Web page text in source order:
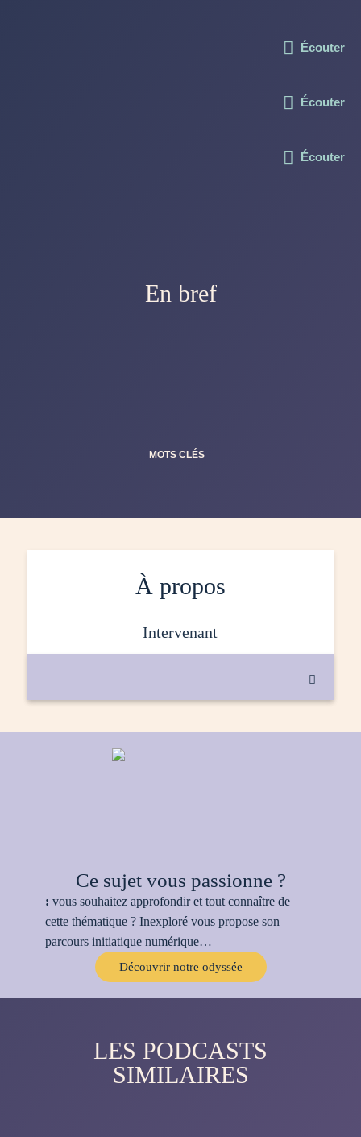
Écouter
Écouter
Écouter
En bref
MOTS CLÉS
À propos
intervenant

Ce sujet vous passionne ?
: vous souhaitez approfondir et tout connaître de
cette thématique ? Inexploré vous propose son
parcours initiatique numérique…
Découvrir notre odyssée
LES PODCASTS
SIMILAIRES